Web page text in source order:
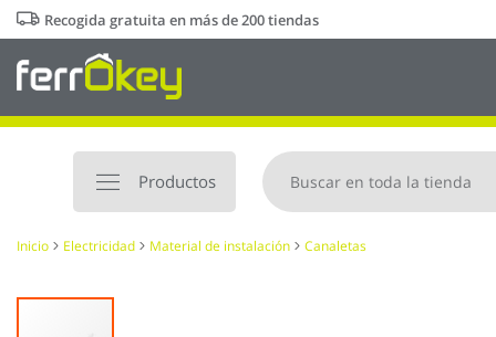
Ir
al
contenido
Recogida gratuita en más de 200 tiendas
Productos
Inicio Electricidad Material de instalación Canaletas
Saltar